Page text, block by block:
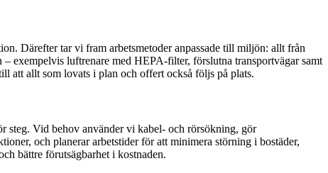
Därefter tar vi fram arbetsmetoder anpassade till miljön: allt från
exempelvis luftrenare med HEPA-filter, förslutna transportvägar samt
att allt som lovats i plan och offert också följs på plats.
steg. Vid behov använder vi kabel- och rörsökning, gör
och planerar arbetstider för att minimera störning i bostäder,
bättre förutsägbarhet i kostnaden.